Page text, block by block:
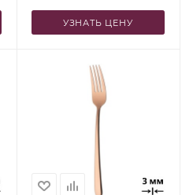
УЗНАТЬ ЦЕНУ